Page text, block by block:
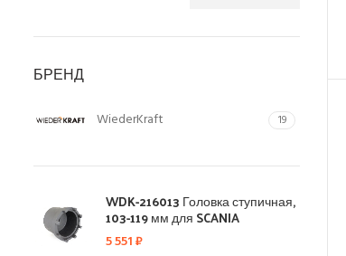
БРЕНД
WiederKraft 19
WDK-216013 Головка ступичная,
103-119 мм для SCANIA
5 551₽